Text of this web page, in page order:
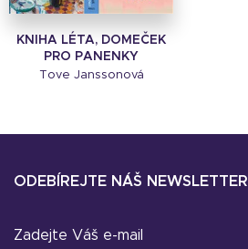
KNIHA LÉTA, DOMEČEK
PRO PANENKY
Tove Janssonová
ODEBÍREJTE NÁŠ NEWSLETTER
Zadejte Váš e-mail